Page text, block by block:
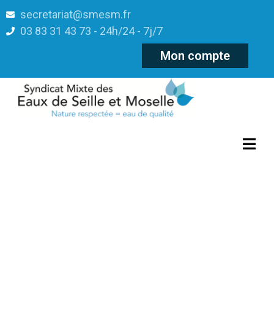
secretariat@smesm.fr
03 83 31 43 73 - 24h/24 - 7j/7
Mon compte